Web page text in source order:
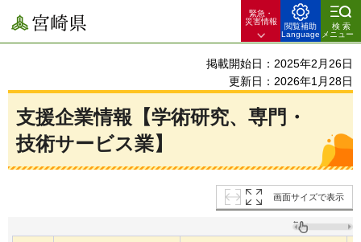
宮崎県
緊急・
災害情報
閲覧補助
Language
検索
メニュー
掲載開始日：2025年2月26日
更新日：2026年1月28日
支援企業情報【学術研究、専門・
技術サービス業】
画面サイズで表示